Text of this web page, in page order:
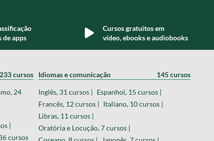
de apps
Cursos gratuitos em
vídeo, ebooks e audiobooks
233 cursos
24
|
cursos
Idiomas e comunicação 145 cursos
Inglês, 31 cursos | Espanhol, 15 cursos |
Francês, 12 cursos | Italiano, 10 cursos |
Libras, 11 cursos |
Oratória e Locução, 7 cursos |